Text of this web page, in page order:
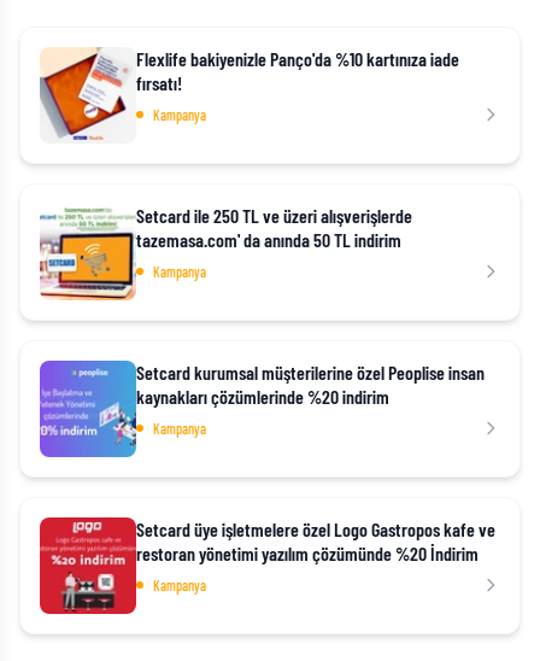
Flexlife bakiyenizle Panço'da %10 kartınıza iade
fırsatı!
Kampanya
Setcard ile 250 TL ve üzeri alışverişlerde
tazemasa.com' da anında 50 TL indirim
Kampanya
Setcard kurumsal müşterilerine özel Peoplise insan
kaynakları çözümlerinde %20 indirim
Kampanya
Setcard üye işletmelere özel Logo Gastropos kafe ve
restoran yönetimi yazılım çözümünde %20 İndirim
Kampanya